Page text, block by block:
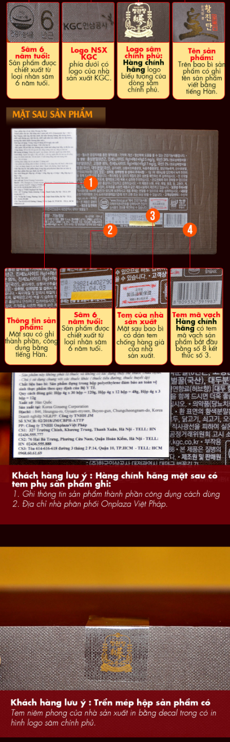
từng người.
Hồng Sâm Linh Đan Cao Cấp Chính Phủ KGC
(Cheong Kwan Jang ) Hộp 3 Viên